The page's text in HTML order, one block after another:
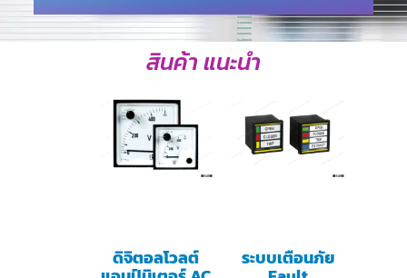
สินค้า แนะนำ
ดิจิตอลโวลต์ ระบบเตือนภัย